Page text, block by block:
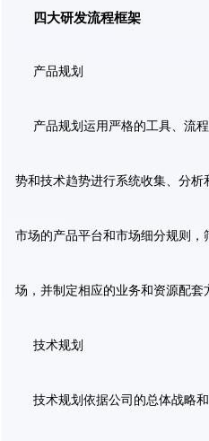
四大研发流程框架
产品规划
产品规划运用严格的工具、流
势和技术趋势进行系统收集、分
市场的产品平台和市场细分规则
场，并制定相应的业务和资源配套
技术规划
技术规划依据公司的总体战略